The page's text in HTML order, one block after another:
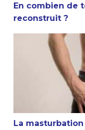
En combien de
reconstruit ?
La masturbation
La